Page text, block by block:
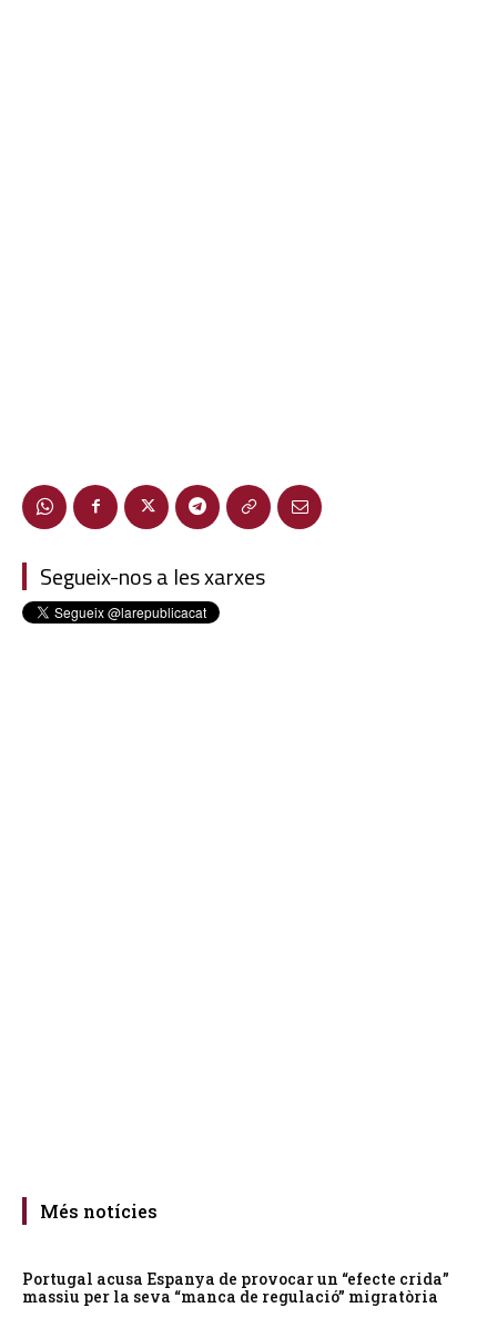
Segueix-nos a les xarxes
Més notícies
Portugal acusa Espanya de provocar un “efecte crida”
massiu per la seva “manca de regulació” migratòria